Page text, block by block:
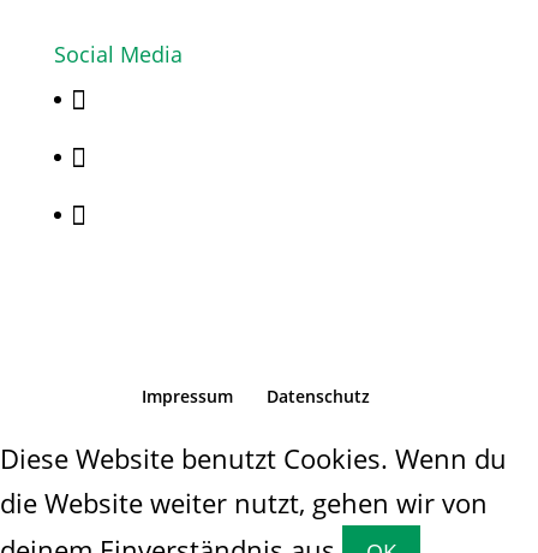
Social Media



Impressum Datenschutz
Diese Website benutzt Cookies. Wenn du
die Website weiter nutzt, gehen wir von